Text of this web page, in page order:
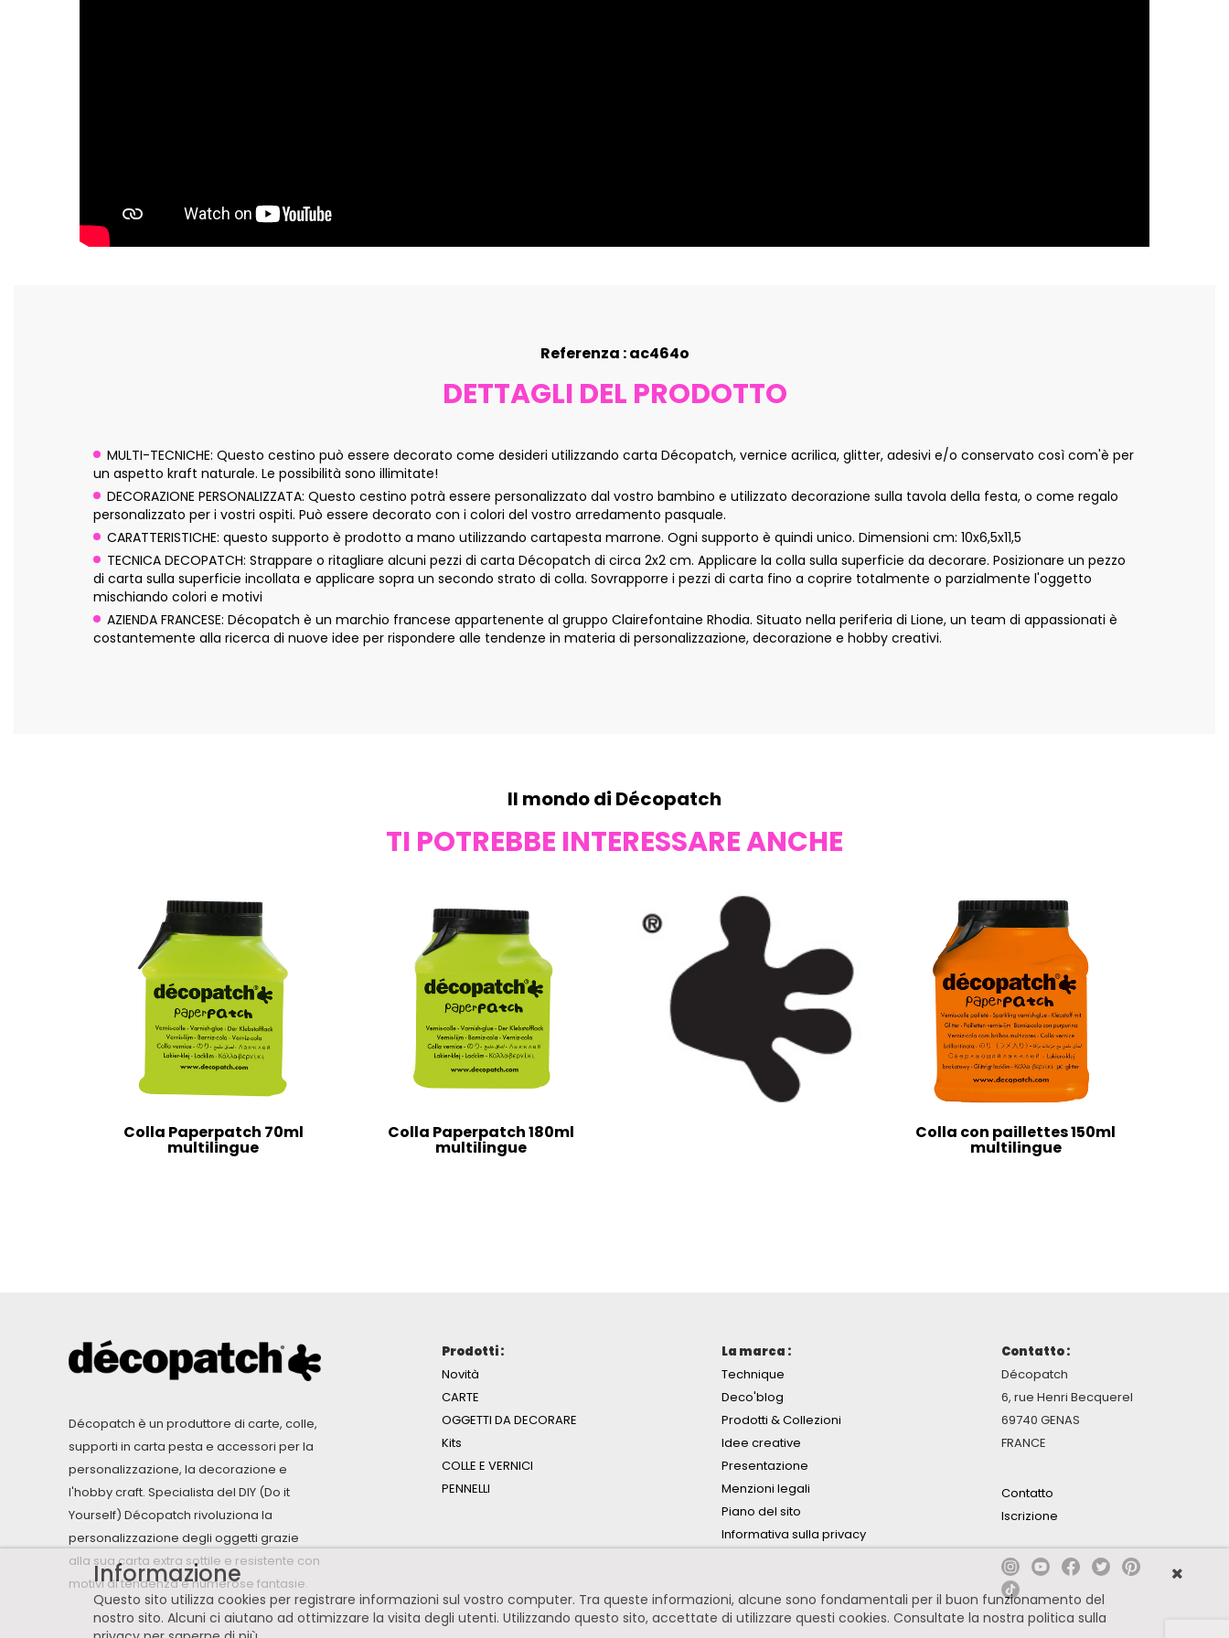
Referenza : ac464o
DETTAGLI DEL PRODOTTO
MULTI-TECNICHE: Questo cestino può essere decorato come desideri utilizzando carta Décopatch, vernice acrilica, glitter, adesivi e/o conservato così com'è per
un aspetto kraft naturale. Le possibilità sono illimitate!
DECORAZIONE PERSONALIZZATA: Questo cestino potrà essere personalizzato dal vostro bambino e utilizzato decorazione sulla tavola della festa, o come regalo
personalizzato per i vostri ospiti. Può essere decorato con i colori del vostro arredamento pasquale.
CARATTERISTICHE: questo supporto è prodotto a mano utilizzando cartapesta marrone. Ogni supporto è quindi unico. Dimensioni cm: 10x6,5x11,5
TECNICA DECOPATCH: Strappare o ritagliare alcuni pezzi di carta Décopatch di circa 2x2 cm. Applicare la colla sulla superficie da decorare. Posizionare un pezzo
di carta sulla superficie incollata e applicare sopra un secondo strato di colla. Sovrapporre i pezzi di carta fino a coprire totalmente o parzialmente l'oggetto
mischiando colori e motivi
AZIENDA FRANCESE: Décopatch è un marchio francese appartenente al gruppo Clairefontaine Rhodia. Situato nella periferia di Lione, un team di appassionati è
costantemente alla ricerca di nuove idee per rispondere alle tendenze in materia di personalizzazione, decorazione e hobby creativi.
Il mondo di Décopatch
TI POTREBBE INTERESSARE ANCHE
Colla Paperpatch 70ml
multilingue
Colla Paperpatch 180ml
multilingue
Colla con paillettes 150ml
multilingue
Décopatch è un produttore di carte, colle,
supporti in carta pesta e accessori per la
personalizzazione, la decorazione e
l'hobby craft. Specialista del DIY (Do it
Yourself) Décopatch rivoluziona la
personalizzazione degli oggetti grazie
alla sua carta extra sottile e resistente con
motivi di tendenza e numerose fantasie.
Prodotti :
Novità
CARTE
OGGETTI DA DECORARE
Kits
COLLE E VERNICI
PENNELLI
La marca :
Technique
Deco'blog
Prodotti & Collezioni
Idee creative
Presentazione
Menzioni legali
Piano del sito
Informativa sulla privacy
Contatto :
Décopatch
6, rue Henri Becquerel
69740 GENAS
FRANCE
Contatto
Iscrizione
Informazione
Questo sito utilizza cookies per registrare informazioni sul vostro computer. Tra queste informazioni, alcune sono fondamentali per il buon funzionamento del
nostro sito. Alcuni ci aiutano ad ottimizzare la visita degli utenti. Utilizzando questo sito, accettate di utilizzare questi cookies. Consultate la nostra politica sulla